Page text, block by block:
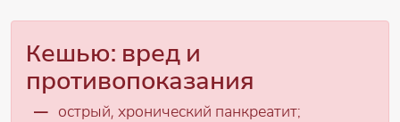
Кешью: вред и
противопоказания
острый, хронический панкреатит;